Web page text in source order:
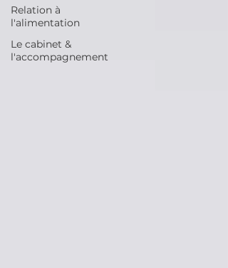
Relation à
l'alimentation
Le cabinet &
l'accompagnement